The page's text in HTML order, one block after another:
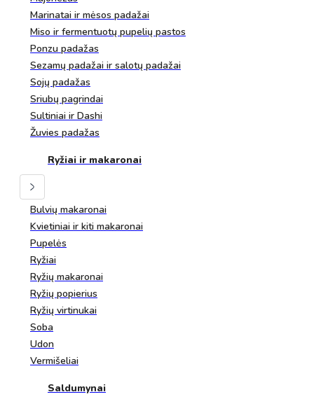
Marinatai ir mėsos padažai
Miso ir fermentuotų pupelių pastos
Ponzu padažas
Sezamų padažai ir salotų padažai
Sojų padažas
Sriubų pagrindai
Sultiniai ir Dashi
Žuvies padažas
Ryžiai ir makaronai
Bulvių makaronai
Kvietiniai ir kiti makaronai
Pupelės
Ryžiai
Ryžių makaronai
Ryžių popierius
Ryžių virtinukai
Soba
Udon
Vermišeliai
Saldumynai